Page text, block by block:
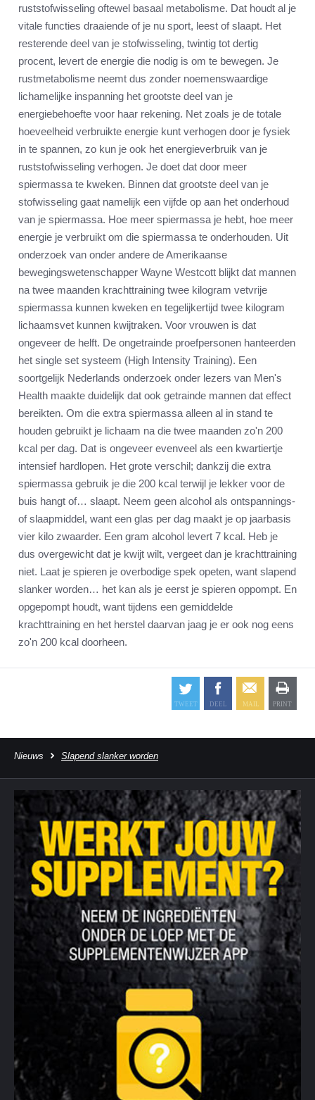
ruststofwisseling oftewel basaal metabolisme. Dat houdt al je
vitale functies draaiende of je nu sport, leest of slaapt. Het
resterende deel van je stofwisseling, twintig tot dertig
procent, levert de energie die nodig is om te bewegen. Je
rustmetabolisme neemt dus zonder noemenswaardige
lichamelijke inspanning het grootste deel van je
energiebehoefte voor haar rekening. Net zoals je de totale
hoeveelheid verbruikte energie kunt verhogen door je fysiek
in te spannen, zo kun je ook het energieverbruik van je
ruststofwisseling verhogen. Je doet dat door meer
spiermassa te kweken. Binnen dat grootste deel van je
stofwisseling gaat namelijk een vijfde op aan het onderhoud
van je spiermassa. Hoe meer spiermassa je hebt, hoe meer
energie je verbruikt om die spiermassa te onderhouden. Uit
onderzoek van onder andere de Amerikaanse
bewegingswetenschapper Wayne Westcott blijkt dat mannen
na twee maanden krachttraining twee kilogram vetvrije
spiermassa kunnen kweken en tegelijkertijd twee kilogram
lichaamsvet kunnen kwijtraken. Voor vrouwen is dat
ongeveer de helft. De ongetrainde proefpersonen hanteerden
het single set systeem (High Intensity Training). Een
soortgelijk Nederlands onderzoek onder lezers van Men's
Health maakte duidelijk dat ook getrainde mannen dat effect
bereikten. Om die extra spiermassa alleen al in stand te
houden gebruikt je lichaam na die twee maanden zo'n 200
kcal per dag. Dat is ongeveer evenveel als een kwartiertje
intensief hardlopen. Het grote verschil; dankzij die extra
spiermassa gebruik je die 200 kcal terwijl je lekker voor de
buis hangt of… slaapt. Neem geen alcohol als ontspannings-
of slaapmiddel, want een glas per dag maakt je op jaarbasis
vier kilo zwaarder. Een gram alcohol levert 7 kcal. Heb je
dus overgewicht dat je kwijt wilt, vergeet dan je krachttraining
niet. Laat je spieren je overbodige spek opeten, want slapend
slanker worden… het kan als je eerst je spieren oppompt. En
opgepompt houdt, want tijdens een gemiddelde
krachttraining en het herstel daarvan jaag je er ook nog eens
zo'n 200 kcal doorheen.
Nieuws Slapend slanker worden